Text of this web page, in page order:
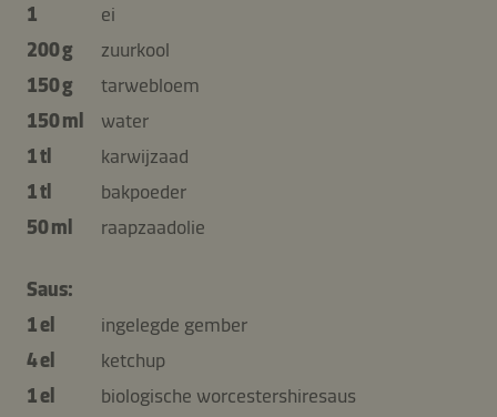
1
ei
200 g
zuurkool
150 g
tarwebloem
150 ml
water
1 tl
karwijzaad
1 tl
bakpoeder
50 ml
raapzaadolie
Saus:
1 el
ingelegde gember
4 el
ketchup
1 el
biologische worcestershiresaus